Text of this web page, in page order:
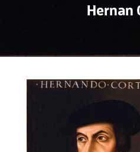
Hernan